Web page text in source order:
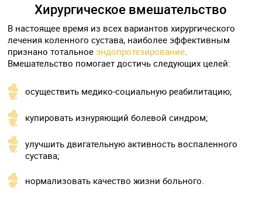
Хирургическое вмешательство
В настоящее время из всех вариантов хирургического
лечения коленного сустава, наиболее эффективным
признано тотальноеэндопротезирование.
Вмешательство помогает достичь следующих целей:
осуществить медико-социальную реабилитацию;
купировать изнуряющий болевой синдром;
улучшить двигательную активность воспаленного
сустава;
нормализовать качество жизни больного.